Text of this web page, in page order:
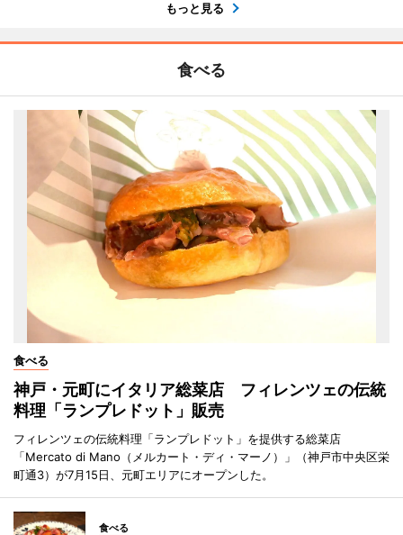
もっと見る
食べる
食べる
神戸・元町にイタリア総菜店 フィレンツェの伝統
料理「ランプレドット」販売
フィレンツェの伝統料理「ランプレドット」を提供する総菜店
「Mercato di Mano（メルカート・ディ・マーノ）」（神戸市中央区栄
町通3）が7月15日、元町エリアにオープンした。
食べる